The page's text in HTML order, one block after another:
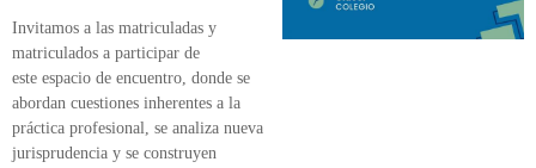
Invitamos a las matriculadas y
matriculados a participar de
este espacio de encuentro, donde se
abordan cuestiones inherentes a la
práctica profesional, se analiza nueva
jurisprudencia y se construyen